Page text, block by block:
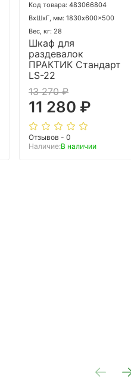
Код товара: 483066804
ВхШхГ, мм: 1830x600x500
Вес, кг: 28
Шкаф для
раздевалок
ПРАКТИК Стандарт
LS-22
13 270 ₽
11 280 ₽
Отзывов - 0
Наличие:В наличии